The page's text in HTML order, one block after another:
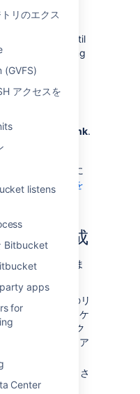
リのエクス
(GVFS)
アクセスを
listens
Bitbucket
apps
for
Center
a Project Link until
application using
links.
click
Create link.
す。
成と使用の詳細に
プリケーションを
ンクの作成
のタイプがありま
リンクは双方向のリ
た両方のアプリケ
ロジェクト リンク
めの
ア
リンクは、リンクさ
でプロジェクト